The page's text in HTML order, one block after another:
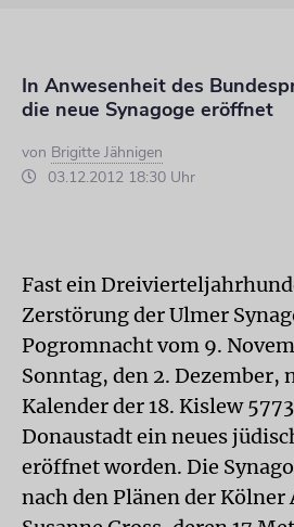
In Anwesenheit des
die neue Synagoge eröffnet
von Brigitte Jähnigen
03.12.2012 18:30 Uhr
Fast ein
Zerstörung der Ulmer
Pogromnacht vom 9.
Sonntag, den 2. Dezember,
Kalender der 18. Kislew
Donaustadt ein neues
eröffnet worden. Die
nach den Plänen der